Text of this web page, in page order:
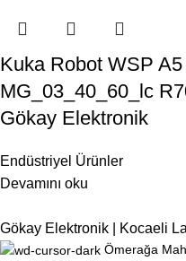
Kuka Robot WSP
MG_03_40_60_lc
Gökay Elektronik
Endüstriyel Ürünler
Devamını oku
Gökay Elektronik | Kocaeli
Ömerağa